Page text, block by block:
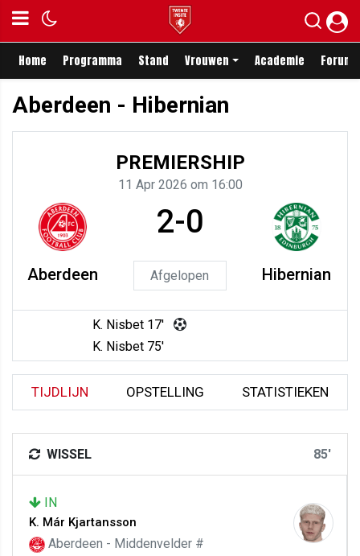
Home Programma Stand Vrouwen Academie Forum
Aberdeen - Hibernian
PREMIERSHIP
11 Apr 2026 om 16:00
Aberdeen
2-0
Afgelopen Hibernian
K. Nisbet 17'
K. Nisbet 75'
TIJDLIJN OPSTELLING STATISTIEKEN
WISSEL 85'
IN
K. Már Kjartansson
Aberdeen - Middenvelder #